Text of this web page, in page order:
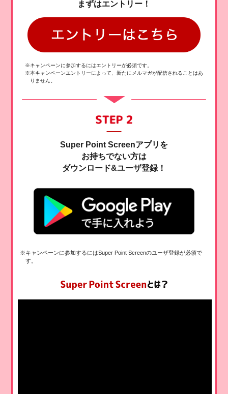
まずはエントリー！
※キャンペーンに参加するにはエントリーが必須です。
※本キャンペーンエントリーによって、新たにメルマガが配信されることはあ
りません。
Super Point Screenアプリを
お持ちでない方は
ダウンロード&ユーザ登録！
※キャンペーンに参加するにはSuper Point Screenのユーザ登録が必須で
す。